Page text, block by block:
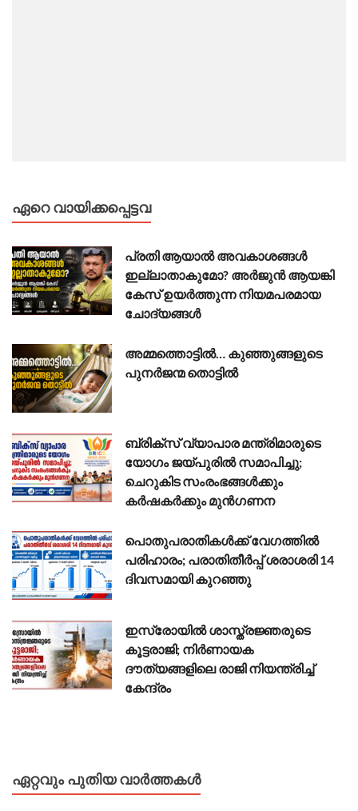
ഏറെ വായിക്കപ്പെട്ടവ
പ്രതി ആയാൽ അവകാശങ്ങൾ
ഇല്ലാതാകുമോ? അർജുൻ ആയങ്കി
കേസ് ഉയർത്തുന്ന നിയമപരമായ
ചോദ്യങ്ങൾ
അമ്മത്തൊട്ടിൽ… കുഞ്ഞുങ്ങളുടെ
പുനർജന്മ തൊട്ടിൽ
ബ്രിക്സ് വ്യാപാര മന്ത്രിമാരുടെ
യോഗം ജയ്പുരിൽ സമാപിച്ചു;
ചെറുകിട സംരംഭങ്ങൾക്കും
കർഷകർക്കും മുൻഗണന
പൊതുപരാതികൾക്ക് വേഗത്തിൽ
പരിഹാരം; പരാതിതീർപ്പ് ശരാശരി 14
ദിവസമായി കുറഞ്ഞു
ഇസ്രോയിൽ ശാസ്ത്രജ്ഞരുടെ
കൂട്ടരാജി; നിർണായക
ദൗത്യങ്ങളിലെ രാജി നിയന്ത്രിച്ച്
കേന്ദ്രം
ഏറ്റവും പുതിയ വാർത്തകൾ